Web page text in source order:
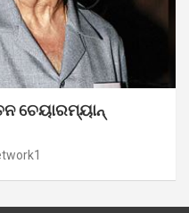
ଚେୟାରମ୍ୟାନ୍